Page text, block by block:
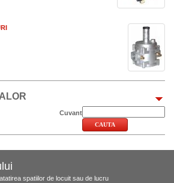
Cuvant
spatiilor de locuit sau de lucru